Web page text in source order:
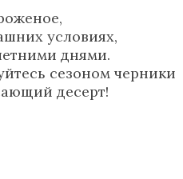
условиях,
днями.
сезоном черники
десерт!